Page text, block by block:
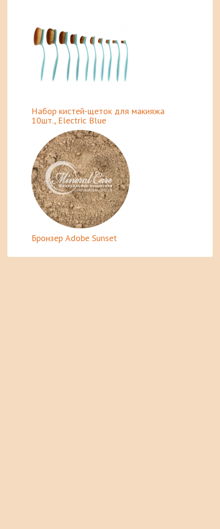
Набор кистей-щеток для макияжа
10шт., Electric Blue
Бронзер Adobe Sunset